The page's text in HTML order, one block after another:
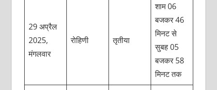
29 अप्रैल
2025,
मंगलवार
रोहिणी तृतीया
शाम 06
बजकर 46
मिनट से
सुबह 05
बजकर 58
मिनट तक